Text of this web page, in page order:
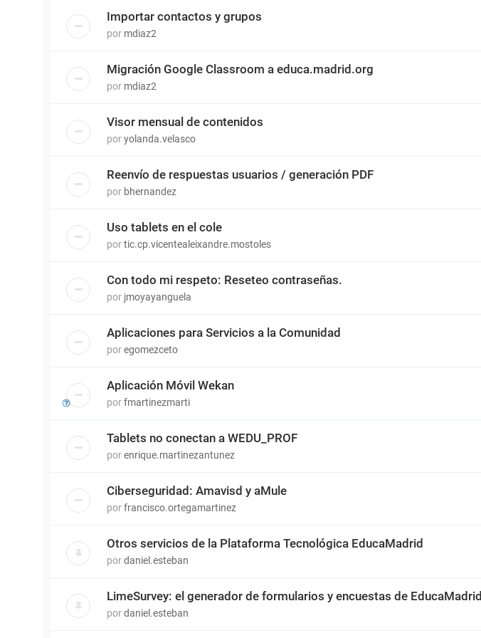
Importar contactos y grupos
por mdiaz2
Migración Google Classroom a educa.madrid.org
por mdiaz2
Visor mensual de contenidos
poryolanda.velasco
Reenvío de respuestas usuarios / generación PDF
por bhernandez
Uso tablets en el cole
portic.cp.vicentealeixandre.mostoles
Con todo mi respeto: Reseteo contraseñas.
por jmoyayanguela
Aplicaciones para Servicios a la Comunidad
poregomezceto
Aplicación Móvil Wekan
porfmartinezmarti
Tablets no conectan a WEDU_PROF
porenrique.martinezantunez
Ciberseguridad: Amavisd y aMule
porfrancisco.ortegamartinez
Otros servicios de la Plataforma Tecnológica EducaMadrid
pordaniel.esteban
LimeSurvey: el generador de formularios y encuestas de EducaMadrid
pordaniel.esteban